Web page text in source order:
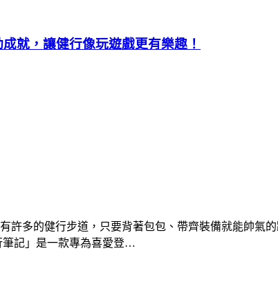
就，讓健行像玩遊戲更有樂趣！
許多的健行步道，只要背著包包、帶齊裝備就能帥氣
筆記」是一款專為喜愛登…